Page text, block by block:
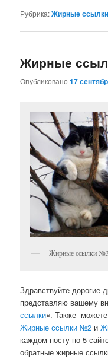
Рубрика:Жирные ссылки
Жирные
Опубликовано17
Жирные ссылки №3
Здравствуйте дорогие
представляю вашему
ссылки«. Также
Жирные ссылки №2 и
каждом посту по 5
обратные жирные